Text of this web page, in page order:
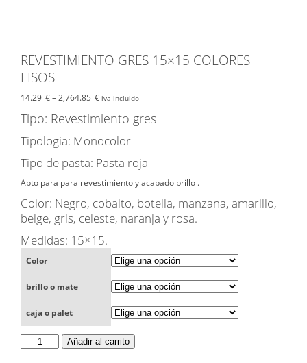
REVESTIMIENTO GRES 15×15 COLORES
LISOS
14.29 €–2,764.85 € iva incluido
Tipo: Revestimiento gres
Tipologia: Monocolor
Tipo de pasta: Pasta roja
Apto para para revestimiento y acabado brillo .
Color: Negro, cobalto, botella, manzana, amarillo,
beige, gris, celeste, naranja y rosa.
Medidas: 15×15.
Color
brillo o mate
caja o palet
REVESTIMIENTO
GRES
Añadir al carrito